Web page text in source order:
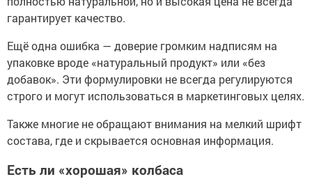
гарантирует качество.
Ещё одна ошибка — доверие громким надписям на
упаковке вроде «натуральный продукт» или «без
добавок». Эти формулировки не всегда регулируются
строго и могут использоваться в маркетинговых целях.
Также многие не обращают внимания на мелкий шрифт
состава, где и скрывается основная информация.
Есть ли «хорошая» колбаса